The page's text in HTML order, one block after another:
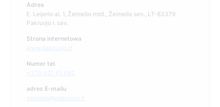
Adres
E. Leijerio al. 1, Žeimelio mstl., Žeimelio sen., LT-83379
Pakruojo r. sav.
Strona internetowa
www.pakruojis.lt
Numer tel.
+370 421 45 092
adres E-mailu
zeimelis@pakruojis.lt